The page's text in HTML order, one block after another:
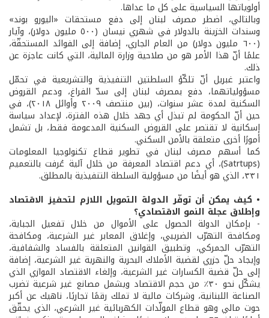
أولوياتها السياسية على كل ما عداها.
وبالتالي، اضطر مصرف لبنان إلى دفع مستحقات «اليورو بوند»
وسندات الخزينة بالدولار في شهري نيسان (٥٠٠ مليون دولار)، وآيار
(٦٠٠ مليون دولار) من العام الجاري، إضافة إلى الفوائد المستحقّة،
علمًا أنّ هذا الأمر هو من صلاحية وزارة المالية، التي كانت عاجزة عن
ذلك.
واعتبر غبريل أنّ تلكّؤ السلطتين التنفيذية والتشريعية في تحمّل
مسؤولياتهما، دفع بمصرف لبنان إلى سدّ الفراغ، ودعم القروض
السكنية لمدة عشر سنوات، (بين منتصف ٢٠٠٩ وأوائل ٢٠١٨)، في
حين أنّ الحكومة لم تبذل أي جهد خلال هذه الفترة، لإعداد سياسة
إسكانية لا تقتصر على القروض السكنية المدعومة فقط، بل تشمل
أمورًا أخرى متعلقة بالأمن السكني.
كما أسهم مصرف لبنان في تطوير قطاع تكنولوجيا المعلومات
(Satrtups)، أي دعم اقتصاد المعرفة من خلال آلية عُرفت بالتعميم
٣٣١، الذي هو أيضًا من مسؤولية السلطة التنفيذية بالمطلق.
• كيف يمكن أن توفّر الدولة التمويل اللازم لتحفيز الاقتصاد
وإطلاق عجلة النمو الاقتصادي؟
- بإمكان الدولة الحصول على الأموال من خلال تفعيل الجباية،
ومكافحة التهرّب الضريبي، وإغلاق المعابر غير الشرعية، ومكافحة
التهرّب الجمركي، وتطبيق القوانين المتعلقة بالفساد والشفافية،
وإيجاد حلّ جزري لقضية الأملاك البحرية والنهرية غير الشرعية، إضافة
إلى حلّ قضية الكسارات غير الشرعية، وإلغاء الاقتصاد الموازي الذي
يشكّل نحو ٣٠٪ من حجم الاقتصاد ويشمل مصانع غير شرعية تضرب
الصناعة اللبنانية، وشركات مالية لا تملك رقمًا تجاريًا، ناهيك عن أكبر
حوت مالي وهو قطاع المولّدات الكهربائية غير الشرعي، الذي يحقّق